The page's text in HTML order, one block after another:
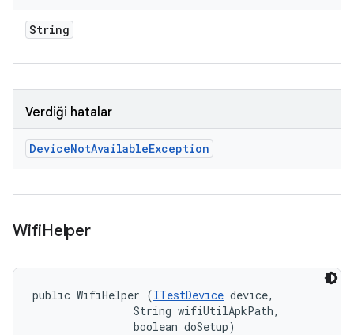
String
Verdiği hatalar
DeviceNotAvailableException
WifiHelper
public WifiHelper (ITestDevice device,
                String wifiUtilApkPath,
                boolean doSetup)